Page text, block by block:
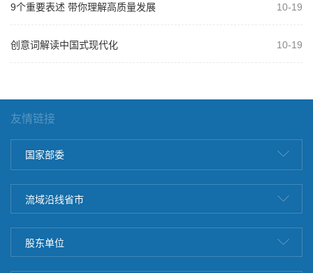
9个重要表述 带你理解高质量发展 10-19
创意词解读中国式现代化 10-19
友情链接
国家部委
流域沿线省市
股东单位